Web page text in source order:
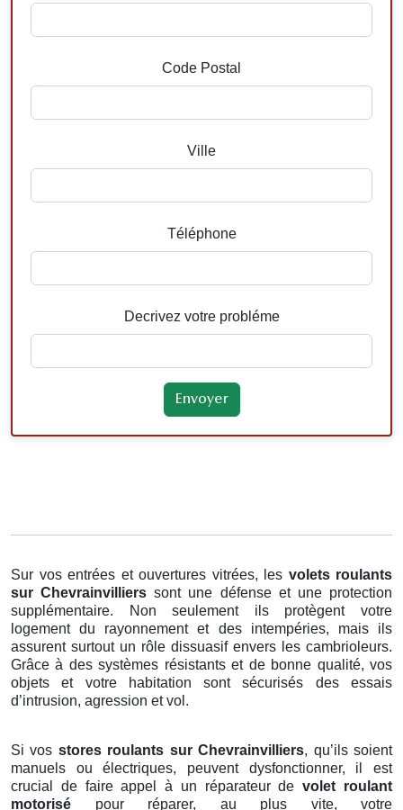
Code Postal
Ville
Téléphone
Decrivez votre probléme
Sur vos entrées et ouvertures vitrées, les volets roulants
sur Chevrainvillierssont une défense et une protection
supplémentaire. Non seulement ils protègent votre
logement du rayonnement et des intempéries, mais ils
assurent surtout un rôle dissuasif envers les cambrioleurs.
Grâce à des systèmes résistants et de bonne qualité, vos
objets et votre habitation sont sécurisés des essais
d’intrusion, agression et vol.
Si vos stores roulants sur Chevrainvilliers, qu’ils soient
manuels ou électriques, peuvent dysfonctionner, il est
crucial de faire appel à un réparateur devolet roulant
motorisé pour réparer, au plus vite, votre